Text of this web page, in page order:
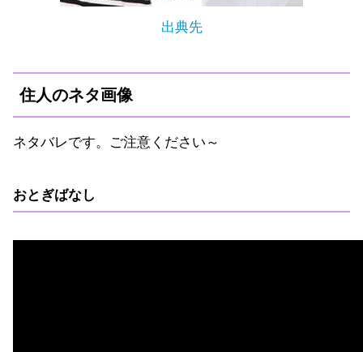
出典先
住人のネタ画像
ネタバレです。ご注意ください～
おとぎばなし